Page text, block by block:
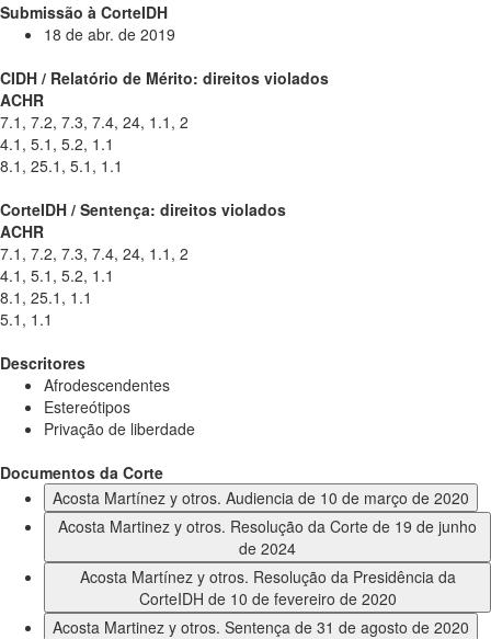
Submissão à CorteIDH
18 de abr. de 2019
CIDH / Relatório de Mérito: direitos violados
ACHR
7.1, 7.2, 7.3, 7.4, 24, 1.1, 2
4.1, 5.1, 5.2, 1.1
8.1, 25.1, 5.1, 1.1
CorteIDH / Sentença: direitos violados
ACHR
7.1, 7.2, 7.3, 7.4, 24, 1.1, 2
4.1, 5.1, 5.2, 1.1
8.1, 25.1, 1.1
5.1, 1.1
Descritores
Afrodescendentes
Estereótipos
Privação de liberdade
Documentos da Corte
Acosta Martínez y otros. Audiencia de 10 de março de 2020
Acosta Martinez y otros. Resolução da Corte de 19 de junho
de 2024
Acosta Martínez y otros. Resolução da Presidência da
CorteIDH de 10 de fevereiro de 2020
Acosta Martinez y otros. Sentença de 31 de agosto de 2020